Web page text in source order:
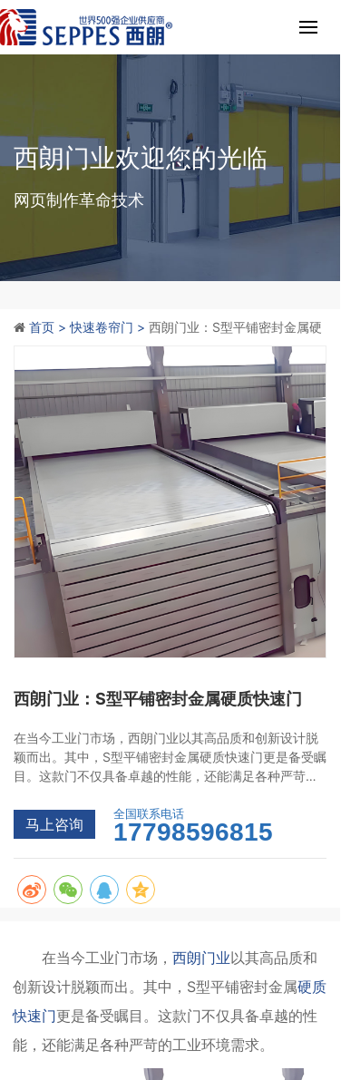
西朗门业欢迎您的光临
网页制作革命技术
首页 >快速卷帘门 > 西朗门业：S型平铺密封金属硬
西朗门业：S型平铺密封金属硬质快速门
在当今工业门市场，西朗门业以其高品质和创新设计脱
颖而出。其中，S型平铺密封金属硬质快速门更是备受瞩
目。这款门不仅具备卓越的性能，还能满足各种严苛的
马上咨询
全国联系电话
17798596815
在当今工业门市场， 西朗门业以其高品质和
创新设计脱颖而出。其中，S型平铺密封金属硬质
快速门更是备受瞩目。这款门不仅具备卓越的性
能，还能满足各种严苛的工业环境需求。